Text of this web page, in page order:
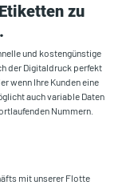
zu
und kostengünstige
der Digitaldruck perfekt
wenn Ihre Kunden eine
auch variable Daten
Nummern.
mit unserer Flotte